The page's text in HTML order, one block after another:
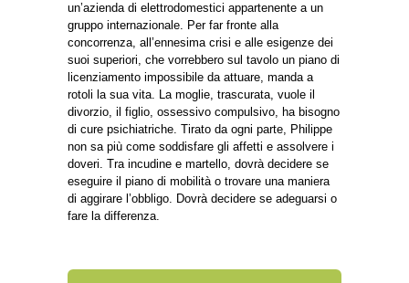
un’azienda di elettrodomestici appartenente a un
gruppo internazionale. Per far fronte alla
concorrenza, all’ennesima crisi e alle esigenze dei
suoi superiori, che vorrebbero sul tavolo un piano di
licenziamento impossibile da attuare, manda a
rotoli la sua vita. La moglie, trascurata, vuole il
divorzio, il figlio, ossessivo compulsivo, ha bisogno
di cure psichiatriche. Tirato da ogni parte, Philippe
non sa più come soddisfare gli affetti e assolvere i
doveri. Tra incudine e martello, dovrà decidere se
eseguire il piano di mobilità o trovare una maniera
di aggirare l’obbligo. Dovrà decidere se adeguarsi o
fare la differenza.